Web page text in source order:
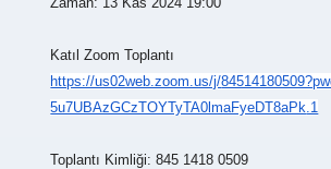
Katıl Zoom Toplantı
https://us02web.zoom.us/j/
5u7UBAzGCzTOYTyTA0lmaFyeDT8aPk .1
Toplantı Kimliği: 845 1418 0509